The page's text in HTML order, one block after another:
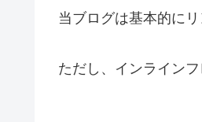
当ブログは基本的に
ただし、インライン